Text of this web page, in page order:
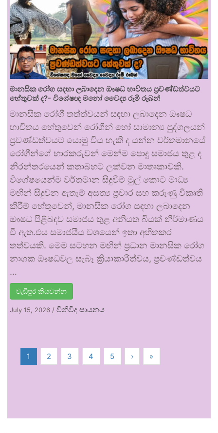
මානසික රෝග සඳහා ලබාදෙන ඖෂධ භාවිතය ප්‍රචණ්ඩත්වයට
හේතුවක් ද?- විශේෂඥ මනෝ වෛද්‍ය රූමි රූබන්
මානසික රෝගී තත්ත්වයන් සඳහා ලබාදෙන ඖෂධ
භාවිතය හේතුවෙන් රෝගීන් හෝ සාමාන්‍ය පුද්ගලයන්
ප්‍රචණ්ඩත්වයට යොමු විය හැකි ද යන්න වර්තමානයේ
රෝගීන්ගේ භාරකරුවන් මෙන්ම පොදු සමාජය තුළ ද
නිරන්තරයෙන් කතාබහට ලක්වන මාතෘකාවකි.
විශේෂයෙන්ම වර්තමාන සිදුවීම් මුල් කොට මාධ්‍ය
මඟින් සිදුවන ඇතැම් අසත්‍ය ප්‍රචාර සහ කරුණු විකෘති
කිරීම් හේතුවෙන්, මානසික රෝග සඳහා ලබාදෙන
ඖෂධ පිළිබඳව සමාජය තුළ අනියත බියක් නිර්මාණය
වී ඇත.එය සමාජයීය වශයෙන් ඉතා අහිතකර
තත්වයකි. මෙම සටහන මඟින් ප්‍රධාන මානසික රෝග
නාශක ඖෂධවල සැබෑ ක්‍රියාකාරීත්වය, ප්‍රචණ්ඩත්වය
…
වැඩිපුර කියවන්න
July 15, 2026 / විනිවිද සායනය
1 2 3 4 5 › »